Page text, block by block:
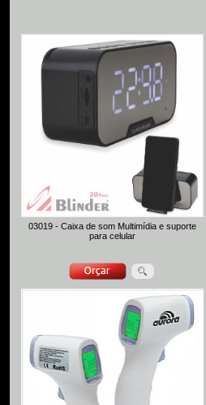
03019 - Caixa de som Multimídia e suporte
para celular